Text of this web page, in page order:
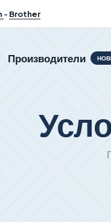
- Brother
Производители